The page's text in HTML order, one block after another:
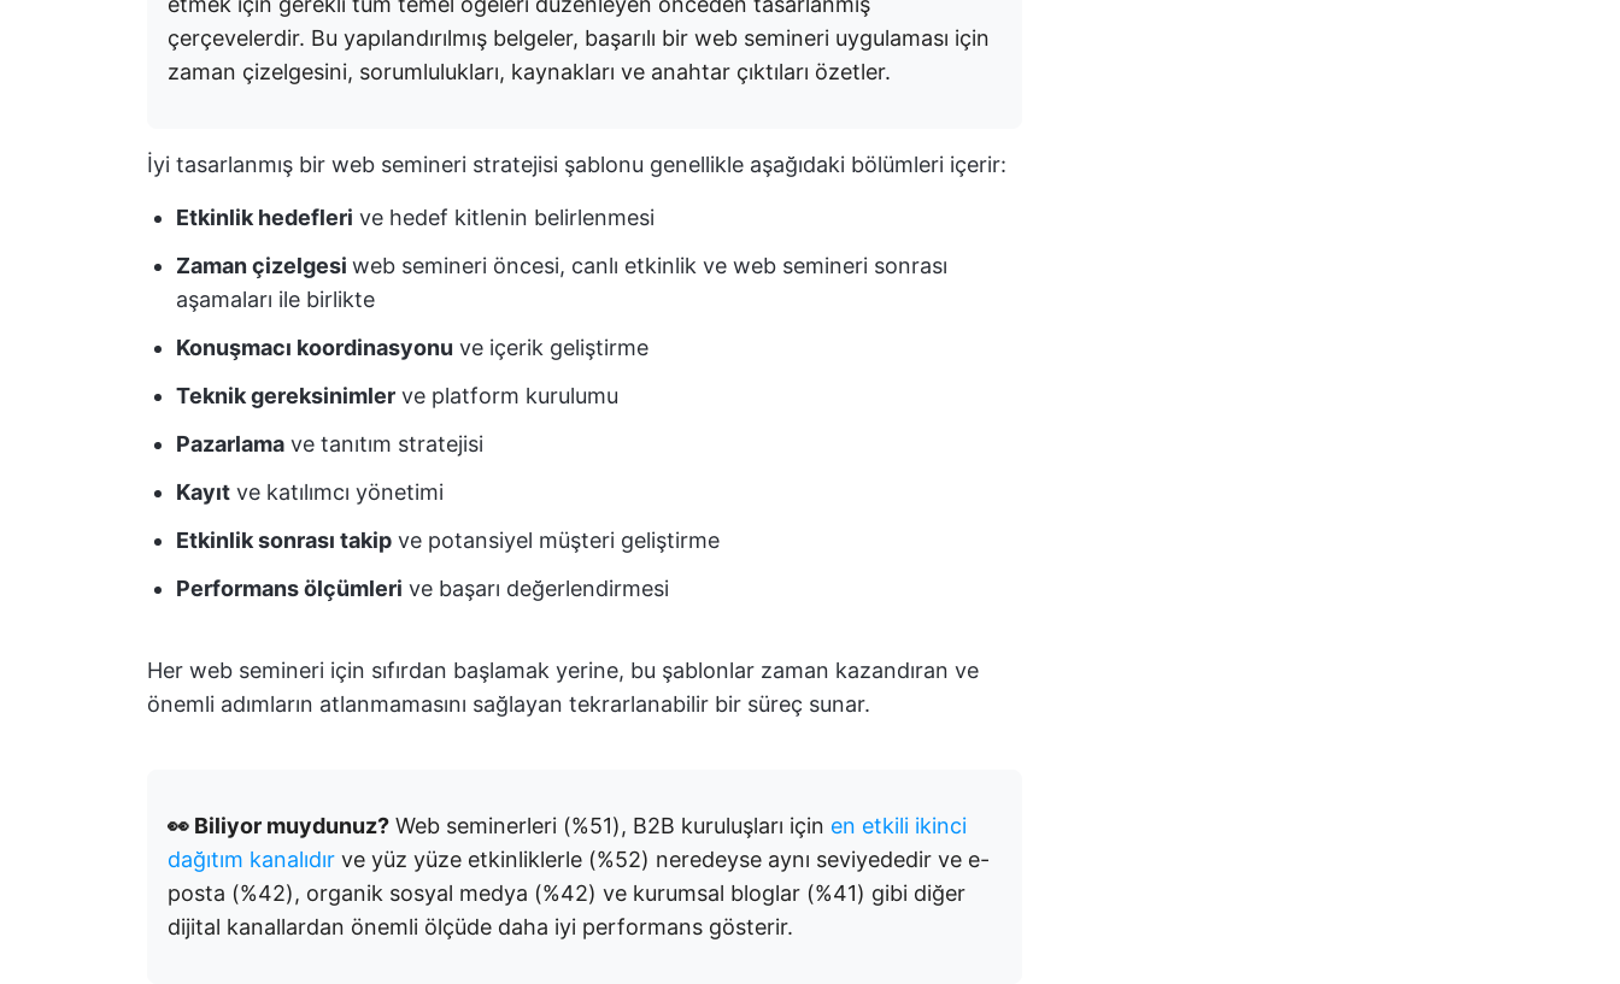
çerçevelerdir. Bu yapılandırılmış belgeler, başarılı bir web semineri uygulaması için
zaman çizelgesini, sorumlulukları, kaynakları ve anahtar çıktıları özetler.
İyi tasarlanmış bir web semineri stratejisi şablonu genellikle aşağıdaki bölümleri içerir:
Etkinlik hedefleri ve hedef kitlenin belirlenmesi
Zaman çizelgesi web semineri öncesi, canlı etkinlik ve web semineri sonrası
aşamaları ile birlikte
Konuşmacı koordinasyonu ve içerik geliştirme
Teknik gereksinimler ve platform kurulumu
Pazarlama ve tanıtım stratejisi
Kayıt ve katılımcı yönetimi
Etkinlik sonrası takip ve potansiyel müşteri geliştirme
Performans ölçümleri ve başarı değerlendirmesi
Her web semineri için sıfırdan başlamak yerine, bu şablonlar zaman kazandıran ve
önemli adımların atlanmamasını sağlayan tekrarlanabilir bir süreç sunar.
👀 Biliyor muydunuz? Web seminerleri (%51), B2B kuruluşları için en etkili ikinci
dağıtım kanalıdır ve yüz yüze etkinliklerle (%52) neredeyse aynı seviyededir ve e-
posta (%42), organik sosyal medya (%42) ve kurumsal bloglar (%41) gibi diğer
dijital kanallardan önemli ölçüde daha iyi performans gösterir.